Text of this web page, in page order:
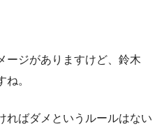
ージがありますけど、鈴木
。
ればダメというルールはない